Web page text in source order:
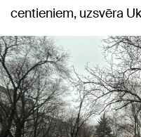
centieniem, uzsvēra